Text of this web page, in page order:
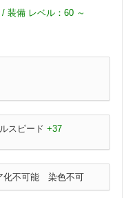
装備 レベル： 60 ～
スピード +37
化不可能 染色不可